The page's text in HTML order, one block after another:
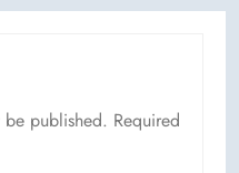
published. Required